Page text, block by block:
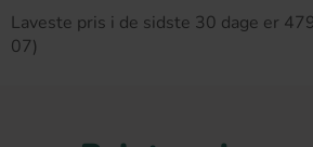
Laveste pris i de sidste 30 dage er
07)